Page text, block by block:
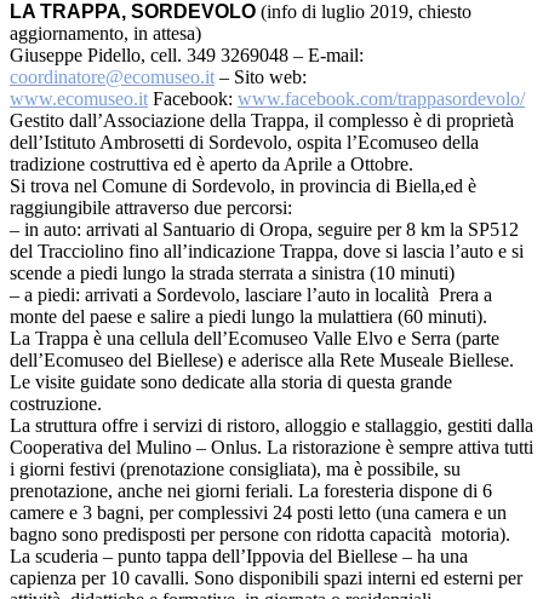
LA TRAPPA, SORDEVOLO (info di luglio 2019, chiesto
aggiornamento, in attesa)
Giuseppe Pidello, cell. 349 3269048 – E-mail:
coordinatore@ecomuseo.it – Sito web:
www.ecomuseo.it Facebook: www.facebook.com/trappasordevolo/
Gestito dall’Associazione della Trappa, il complesso è di proprietà
dell’Istituto Ambrosetti di Sordevolo, ospita l’Ecomuseo della
tradizione costruttiva ed è aperto da Aprile a Ottobre.
Si trova nel Comune di Sordevolo, in provincia di Biella,ed è
raggiungibile attraverso due percorsi:
– in auto: arrivati al Santuario di Oropa, seguire per 8 km la SP512
del Tracciolino fino all’indicazione Trappa, dove si lascia l’auto e si
scende a piedi lungo la strada sterrata a sinistra (10 minuti)
– a piedi: arrivati a Sordevolo, lasciare l’auto in località Prera a
monte del paese e salire a piedi lungo la mulattiera (60 minuti).
La Trappa è una cellula dell’Ecomuseo Valle Elvo e Serra (parte
dell’Ecomuseo del Biellese) e aderisce alla Rete Museale Biellese.
Le visite guidate sono dedicate alla storia di questa grande
costruzione.
La struttura offre i servizi di ristoro, alloggio e stallaggio, gestiti dalla
Cooperativa del Mulino – Onlus. La ristorazione è sempre attiva tutti
i giorni festivi (prenotazione consigliata), ma è possibile, su
prenotazione, anche nei giorni feriali. La foresteria dispone di 6
camere e 3 bagni, per complessivi 24 posti letto (una camera e un
bagno sono predisposti per persone con ridotta capacità motoria).
La scuderia – punto tappa dell’Ippovia del Biellese – ha una
capienza per 10 cavalli. Sono disponibili spazi interni ed esterni per